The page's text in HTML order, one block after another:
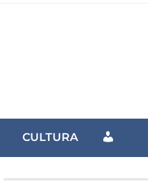
CULTURA